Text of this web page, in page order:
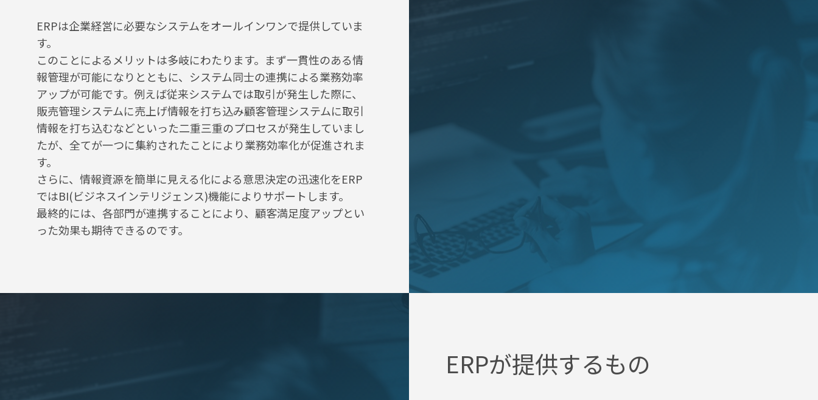
ERPは企業経営に必要なシステムをオールインワンで提供していま
す。
このことによるメリットは多岐にわたります。まず一貫性のある情
報管理が可能になりとともに、システム同士の連携による業務効率
アップが可能です。例えば従来システムでは取引が発生した際に、
販売管理システムに売上げ情報を打ち込み顧客管理システムに取引
情報を打ち込むなどといった二重三重のプロセスが発生していまし
たが、全てが一つに集約されたことにより業務効率化が促進されま
す。
さらに、情報資源を簡単に見える化による意思決定の迅速化をERP
ではBI(ビジネスインテリジェンス)機能によりサポートします。
最終的には、各部門が連携することにより、顧客満足度アップとい
った効果も期待できるのです。
ERPが提供するもの